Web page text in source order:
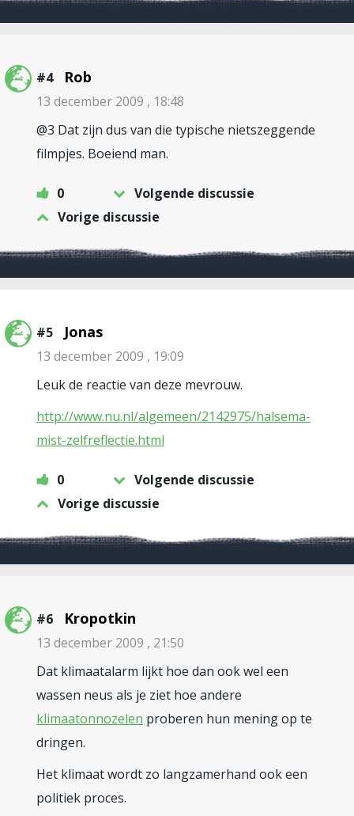
#4 Rob
13 december 2009 , 18:48
@3 Dat zijn dus van die typische nietszeggende
filmpjes. Boeiend man.
0
Volgende discussie
Vorige discussie
#5 Jonas
13 december 2009 , 19:09
Leuk de reactie van deze mevrouw.
http://www.nu.nl/algemeen/2142975/halsema-
mist-zelfreflectie.html
0
Volgende discussie
Vorige discussie
#6 Kropotkin
13 december 2009 , 21:50
Dat klimaatalarm lijkt hoe dan ook wel een
wassen neus als je ziet hoe andere
klimaatonnozelen proberen hun mening op te
dringen.
Het klimaat wordt zo langzamerhand ook een
politiek proces.